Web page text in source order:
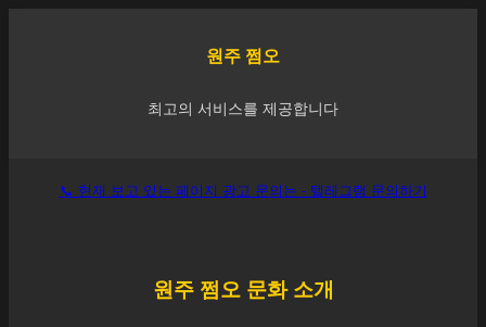
원주 쩜오
최고의 서비스를 제공합니다
📞 현재 보고 있는 페이지 광고 문의는 - 텔레그램 문의하기
원주쩜오 문화 소개